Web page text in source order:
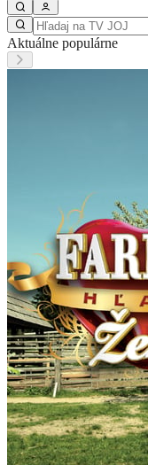
Aktuálne populárne